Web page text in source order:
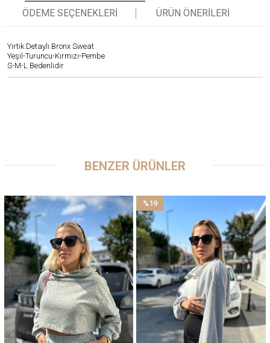
ÖDEME SEÇENEKLERI ÜRÜN ÖNERILERI
Yırtık Detaylı Bronx Sweat
Yeşil-Turuncu-Kırmızı-Pembe
S-M-L Bedenlidir
BENZER ÜRÜNLER
%19
İndirim
%19İndirim